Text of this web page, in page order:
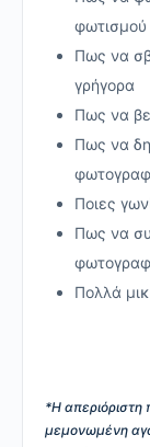
φωτισμού
Πως να
γρήγορα
Πως να
Πως να
Ποιες
Πως να
Πολλά
*Η απεριόριστη
μεμονωμένη